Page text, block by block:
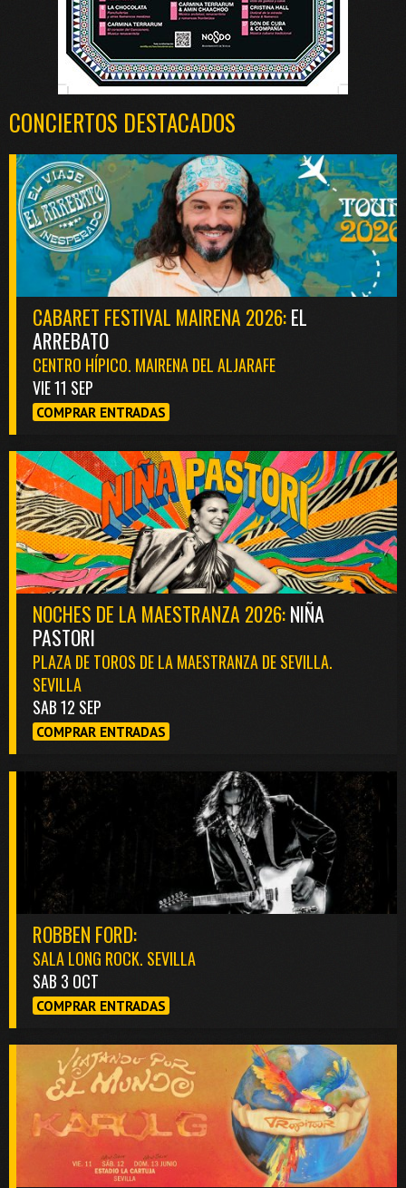
CONCIERTOS DESTACADOS
CABARET FESTIVAL MAIRENA 2026:EL
ARREBATO
CENTRO HÍPICO. MAIRENA DEL ALJARAFE
VIE 11 SEP
COMPRAR ENTRADAS
NOCHES DE LA MAESTRANZA 2026:NIÑA
PASTORI
PLAZA DE TOROS DE LA MAESTRANZA DE SEVILLA.
SEVILLA
SAB 12 SEP
COMPRAR ENTRADAS
ROBBEN FORD:
SALA LONG ROCK. SEVILLA
SAB 3 OCT
COMPRAR ENTRADAS